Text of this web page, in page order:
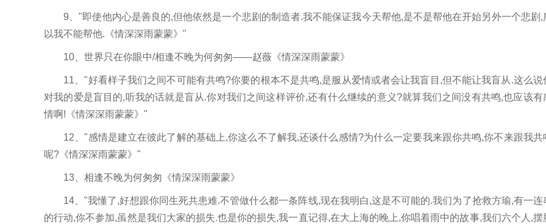
9、"即使他内心是善良的,但他依然是一个悲剧的制造者.我不能保证我今天帮他,是不是帮他在开始另外一个悲剧,
以我不能帮他.《情深深雨蒙蒙》"
10、世界只在你眼中/相逢不晚为何匆匆——赵薇《情深深雨蒙蒙》
11、"好看样子我们之间不可能有共鸣?你要的根本不是共鸣,是服从爱情或者会让我盲目,但不能让我盲从.这么说
对我的爱是盲目的,听我的话就是盲从.你对我们之间这样评价,还有什么继续的意义?就算我们之间没有共鸣,也应该有
情啊!《情深深雨蒙蒙》"
12、"感情是建立在彼此了解的基础上,你这么不了解我,还谈什么感情?为什么一定要我来跟你共鸣,你不来跟我共
呢?《情深深雨蒙蒙》"
13、相逢不晚为何匆匆《情深深雨蒙蒙》
14、"我懂了,好想跟你同生死共患难.不管做什么都一条阵线,现在我明白,这是不可能的.我们为了抢救方瑜,有一连
的行动,你不参加,虽然是我们大家的损失.也是你的损失,我一直记得,在大上海的晚上,你唱着雨中的故事,我们六个人,摆